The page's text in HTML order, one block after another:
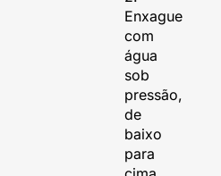
Enxague
com
água
sob
pressão,
de
baixo
para